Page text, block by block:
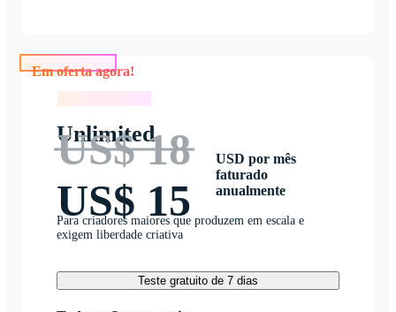
Unlimited
US$ 18
US$ 15
USD por mês
faturado
anualmente
Para criadores maiores que produzem em escala e
exigem liberdade criativa
Teste gratuito de 7 dias